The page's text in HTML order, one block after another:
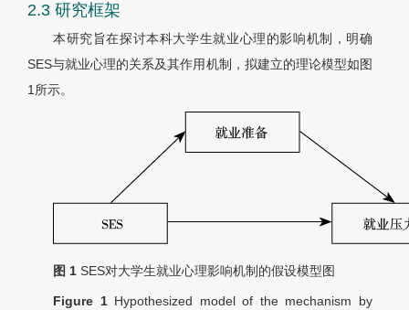
2.3 研究框架
本研究旨在探讨本科大学生就业心理的影响机制，明确
SES与就业心理的关系及其作用机制，拟建立的理论模型如图
1所示。
图 1 SES对大学生就业心理影响机制的假设模型图
Figure 1 Hypothesized model of the mechanism by